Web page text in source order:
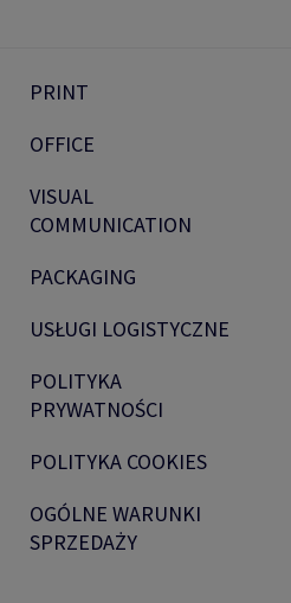
PRINT
OFFICE
VISUAL
COMMUNICATION
PACKAGING
USŁUGI LOGISTYCZNE
POLITYKA
PRYWATNOŚCI
POLITYKA COOKIES
OGÓLNE WARUNKI
SPRZEDAŻY